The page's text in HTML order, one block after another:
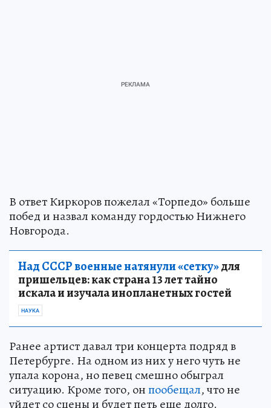
В ответ Киркоров пожелал «Торпедо» больше
побед и назвал команду гордостью Нижнего
Новгорода.
Над СССР военные натянули «сетку»для
пришельцев: как страна 13 лет тайно
искала и изучала инопланетных гостей
НАУКА
Ранее артист давал три концерта подряд в
Петербурге. На одном из них у него чуть не
упала корона, но певец смешно обыграл
ситуацию. Кроме того, онпообещал, что не
уйдет со сцены и будет петь еще долго.